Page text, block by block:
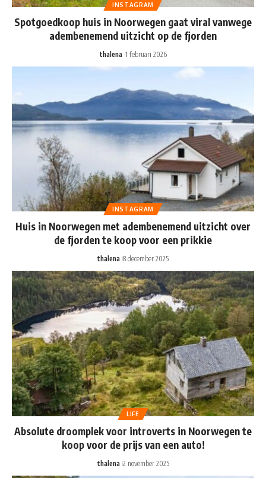
INSTAGRAM
Spotgoedkoop huis in Noorwegen gaat viral vanwege
adembenemend uitzicht op de fjorden
thalena 1 februari 2026
INSTAGRAM
Huis in Noorwegen met adembenemend uitzicht over
de fjorden te koop voor een prikkie
thalena 8 december 2025
LIFE
Absolute droomplek voor introverts in Noorwegen te
koop voor de prijs van een auto!
thalena 2 november 2025